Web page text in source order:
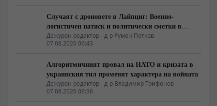
Случаят с дроновете в Лайпциг: Военно-
логистичен натиск и политически сметки в
Берлин
Дежурен редактор - д-р Румен Петков
07.08.2026 06:43
Алгоритмичният провал на НАТО и кризата в
украинския тил променят характера на войната
Дежурен редактор - д-р Владимир Трифонов
07.08.2026 06:36